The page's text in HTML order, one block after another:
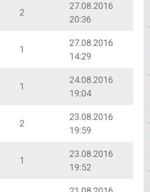
2
27.08.2016
20:36
1
27.08.2016
14:29
1
24.08.2016
19:04
2
23.08.2016
19:59
1
23.08.2016
19:52